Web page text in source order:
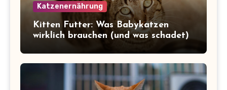
Katzenernährung
Kitten Futter: Was Babykatzen
wirklich brauchen (und was schadet)